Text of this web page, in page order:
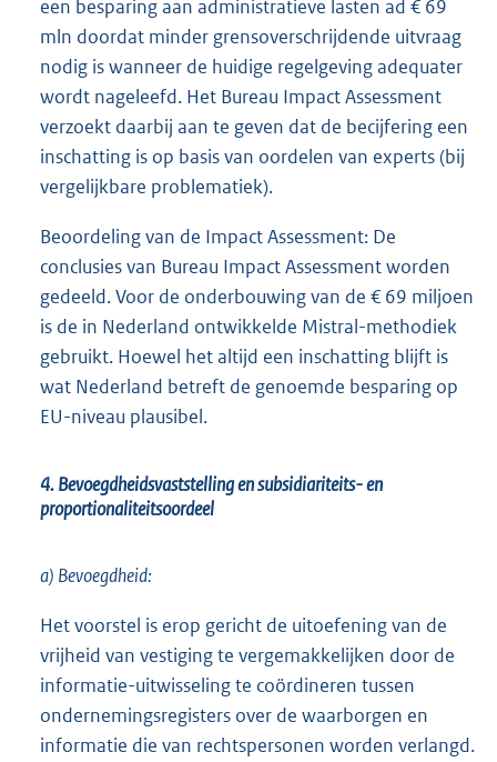
een besparing aan administratieve lasten ad € 69
mln doordat minder grensoverschrijdende uitvraag
nodig is wanneer de huidige regelgeving adequater
wordt nageleefd. Het Bureau Impact Assessment
verzoekt daarbij aan te geven dat de becijfering een
inschatting is op basis van oordelen van experts (bij
vergelijkbare problematiek).
Beoordeling van de Impact Assessment: De
conclusies van Bureau Impact Assessment worden
gedeeld. Voor de onderbouwing van de € 69 miljoen
is de in Nederland ontwikkelde Mistral-methodiek
gebruikt. Hoewel het altijd een inschatting blijft is
wat Nederland betreft de genoemde besparing op
EU-niveau plausibel.
4. Bevoegdheidsvaststelling en subsidiariteits- en
proportionaliteitsoordeel
a) Bevoegdheid:
Het voorstel is erop gericht de uitoefening van de
vrijheid van vestiging te vergemakkelijken door de
informatie-uitwisseling te coördineren tussen
ondernemingsregisters over de waarborgen en
informatie die van rechtspersonen worden verlangd.